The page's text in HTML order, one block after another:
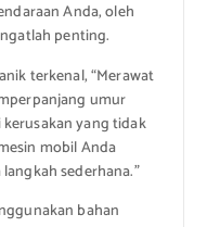
Anda, oleh
penting.
terkenal, “Merawat
umur
yang tidak
mobil Anda
sederhana.”
bahan